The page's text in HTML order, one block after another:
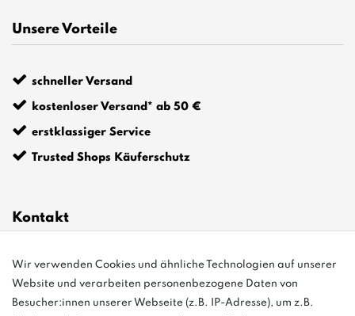
Unsere Vorteile
schneller Versand
kostenloser Versand* ab 50 €
erstklassiger Service
Trusted Shops Käuferschutz
Kontakt
info@bonvenon.de
03763 4048350
Wir verwenden Cookies und ähnliche Technologien auf unserer
Website und verarbeiten personenbezogene Daten von
Besucher:innen unserer Webseite (z.B. IP-Adresse), um z.B.